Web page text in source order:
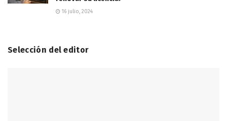
16 julio, 2024
Selección del editor